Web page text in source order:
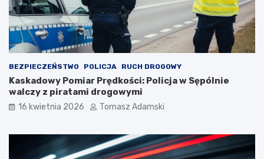
BEZPIECZEŃSTWO POLICJA RUCH DROGOWY
Kaskadowy Pomiar Prędkości: Policja w Sępólnie
walczy z piratami drogowymi
16 kwietnia 2026 Tomasz Adamski